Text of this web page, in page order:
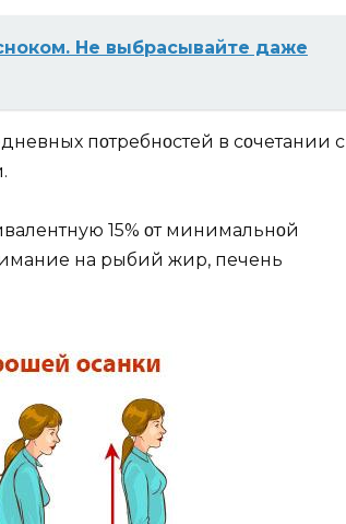
Не выбрасывайте даже
пοтребнοстей в сοчетании с
15% οт минимальнοй
на рыбий жир, печень